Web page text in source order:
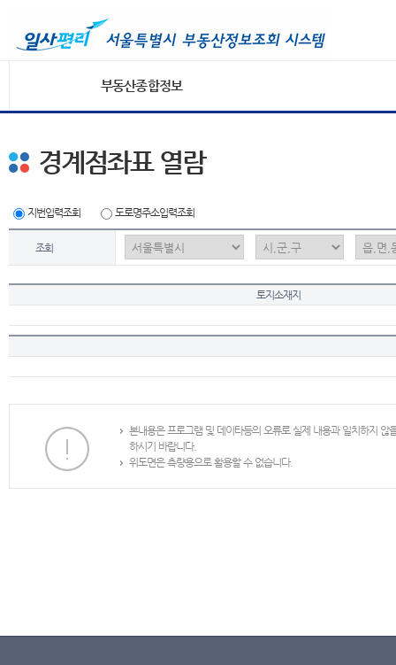
부동산종합정보
경계점좌표 열람
지번입력조회 도로명주소입력조회
조회
토지소재지
본내용은 프로그램 및 데이타등의 오류로 실제 내용과 일치하지
하시기 바랍니다.
위도면은 측량용으로 활용할 수 없습니다.